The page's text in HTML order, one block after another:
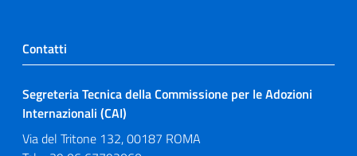
Contatti
Segreteria Tecnica della Commissione per le Adozioni
Internazionali (CAI)
Via del Tritone 132, 00187 ROMA